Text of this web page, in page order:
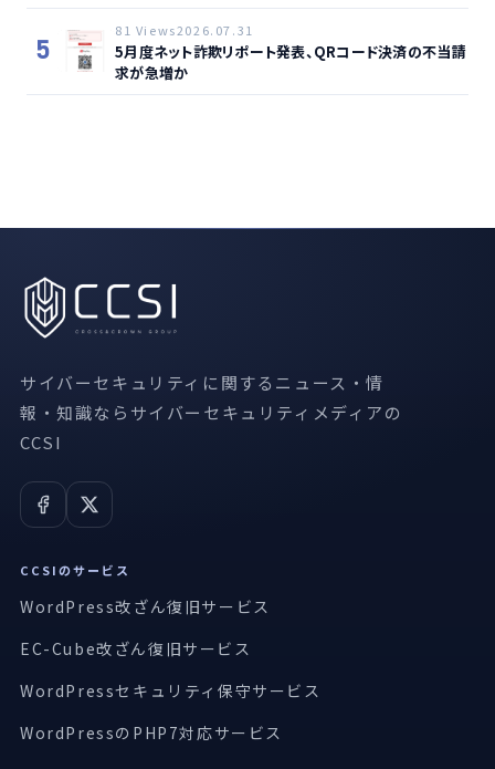
5
81 Views2026.07.31
5月度ネット詐欺リポート発表、QRコード決済の不当請
求が急増か
サイバーセキュリティに関するニュース・情
報・知識ならサイバーセキュリティメディアの
CCSI
CCSIのサービス
WordPress改ざん復旧サービス
EC-Cube改ざん復旧サービス
WordPressセキュリティ保守サービス
WordPressのPHP7対応サービス